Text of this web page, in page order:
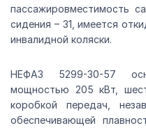
пассажировместимость
сидения – 31, имеется
инвалидной коляски.
НЕФАЗ 5299-30-57
мощностью 205 кВт,
коробкой передач,
обеспечивающей